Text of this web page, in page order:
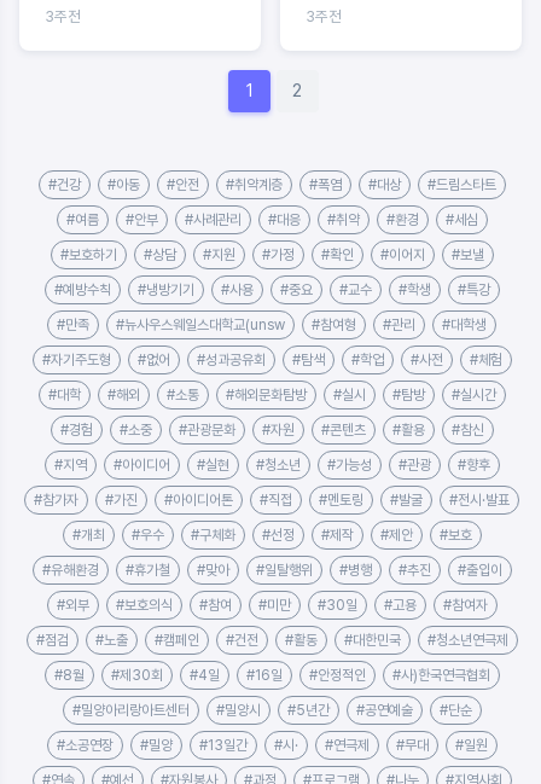
3주전 3주전
1 2
#건강 #아동 #안전 #취약계층 #폭염 #대상 #드림스타트
#여름 #안부 #사례관리 #대응 #취약 #환경 #세심
#보호하기 #상담 #지원 #가정 #확인 #이어지 #보낼
#예방수칙 #냉방기기 #사용 #중요 #교수 #학생 #특강
#만족 #뉴사우스웨일스대학교(unsw #참여형 #관리 #대학생
#자기주도형 #없어 #성과공유회 #탐색 #학업 #사전 #체험
#대학 #해외 #소통 #해외문화탐방 #실시 #탐방 #실시간
#경험 #소중 #관광문화 #자원 #콘텐츠 #활용 #참신
#지역 #아이디어 #실현 #청소년 #가능성 #관광 #향후
#참가자 #가진 #아이디어톤 #직접 #멘토링 #발굴 #전시·발표
#개최 #우수 #구체화 #선정 #제작 #제안 #보호
#유해환경 #휴가철 #맞아 #일탈행위 #병행 #추진 #출입이
#외부 #보호의식 #참여 #미만 #30일 #고용 #참여자
#점검 #노출 #캠페인 #건전 #활동 #대한민국 #청소년연극제
#8월 #제30회 #4일 #16일 #안정적인 #사)한국연극협회
#밀양아리랑아트센터 #밀양시 #5년간 #공연예술 #단순
#소공연장 #밀양 #13일간 #시· #연극제 #무대 #일원
#연속 #예선 #자원봉사 #과정 #프로그램 #나누 #지역사회